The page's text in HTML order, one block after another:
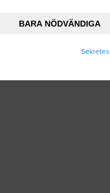
BARA NÖDVÄNDIGA
att
.